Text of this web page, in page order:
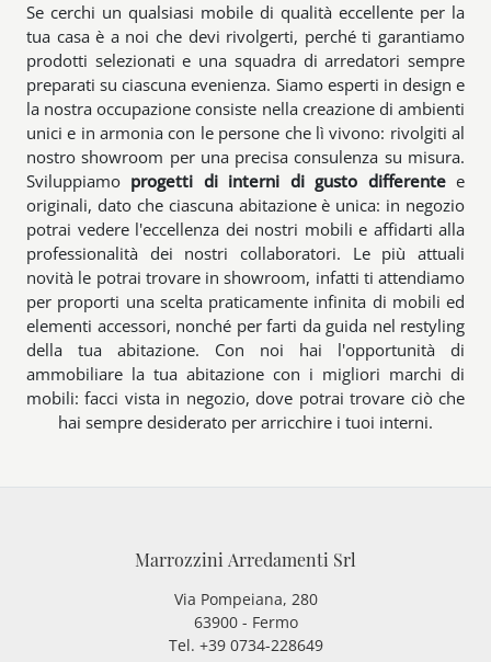
Se cerchi un qualsiasi mobile di qualità eccellente per la
tua casa è a noi che devi rivolgerti, perché ti garantiamo
prodotti selezionati e una squadra di arredatori sempre
preparati su ciascuna evenienza. Siamo esperti in design e
la nostra occupazione consiste nella creazione di ambienti
unici e in armonia con le persone che lì vivono: rivolgiti al
nostro showroom per una precisa consulenza su misura.
Sviluppiamo progetti di interni di gusto differentee
originali, dato che ciascuna abitazione è unica: in negozio
potrai vedere l'eccellenza dei nostri mobili e affidarti alla
professionalità dei nostri collaboratori. Le più attuali
novità le potrai trovare in showroom, infatti ti attendiamo
per proporti una scelta praticamente infinita di mobili ed
elementi accessori, nonché per farti da guida nel restyling
della tua abitazione. Con noi hai l'opportunità di
ammobiliare la tua abitazione con i migliori marchi di
mobili: facci vista in negozio, dove potrai trovare ciò che
hai sempre desiderato per arricchire i tuoi interni.
Marrozzini Arredamenti Srl
Via Pompeiana, 280
63900 - Fermo
Tel. +39 0734-228649